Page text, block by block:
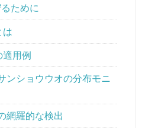
ために
は
用例
ンショウウオの分布モニ
網羅的な検出